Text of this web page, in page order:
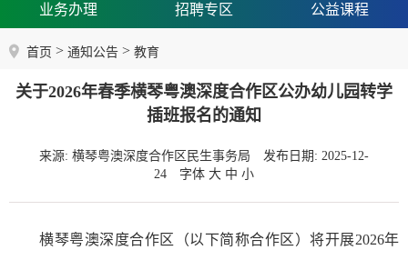
业务办理 招聘专区 公益课程
首页 > 通知公告 > 教育
关于2026年春季横琴粤澳深度合作区公办幼儿园转学
插班报名的通知
来源: 横琴粤澳深度合作区民生事务局
发布日期: 2025-12-
24
字体 大 中 小
横琴粤澳深度合作区（以下简称合作区）将开展2026年